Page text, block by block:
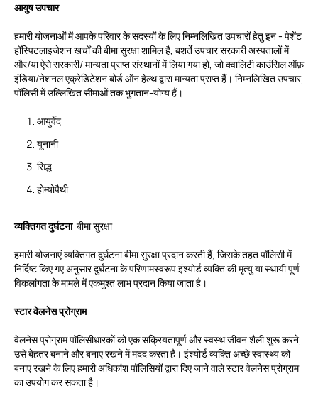
आयुष उपचार
हमारी योजनाओं में आपके परिवार के सदस्यों के लिए निम्नलिखित उपचारों हेतु इन - पेशेंट
हॉस्पिटलाइजेशन खर्चों की बीमा सुरक्षा शामिल है, बशर्ते उपचार सरकारी अस्पतालों में
और/या ऐसे सरकारी/ मान्यता प्राप्त संस्थानों में लिया गया हो, जो क्वालिटी काउंसिल ऑफ़
इंडिया/नेशनल एक्रेडिटेशन बोर्ड ऑन हेल्थ द्वारा मान्यता प्राप्त हैं। निम्नलिखित उपचार,
पॉलिसी में उल्लिखित सीमाओं तक भुगतान-योग्य हैं।
आयुर्वेद
यूनानी
सिद्ध
होम्योपैथी
व्यक्तिगत दुर्घटना बीमा सुरक्षा
हमारी योजनाएं व्यक्तिगत दुर्घटना बीमा सुरक्षा प्रदान करती हैं, जिसके तहत पॉलिसी में
निर्दिष्ट किए गए अनुसार दुर्घटना के परिणामस्वरूप इंश्योर्ड व्यक्ति की मृत्यु या स्थायी पूर्ण
विकलांगता के मामले में एकमुश्त लाभ प्रदान किया जाता है।
स्टार वेलनेस प्रोग्राम
वेलनेस प्रोग्राम पॉलिसीधारकों को एक सक्रियतापूर्ण और स्वस्थ जीवन शैली शुरू करने,
उसे बेहतर बनाने और बनाए रखने में मदद करता है। इंश्योर्ड व्यक्ति अच्छे स्वास्थ्य को
बनाए रखने के लिए हमारी अधिकांश पॉलिसियों द्वारा दिए जाने वाले स्टार वेलनेस प्रोग्राम
का उपयोग कर सकता है।